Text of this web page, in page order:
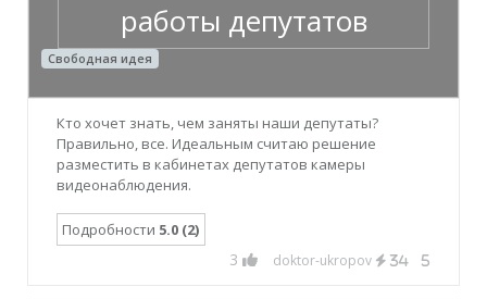
работы депутатов
Свободная идея
Кто хочет знать, чем заняты наши депутаты?
Правильно, все. Идеальным считаю решение
разместить в кабинетах депутатов камеры
видеонаблюдения.
Подробности 5.0 (2)
3 doktor-ukropov 34 5